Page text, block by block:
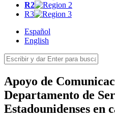
R2
R3
Español
English
Apoyo de
Departamento de
Estadounidenses en